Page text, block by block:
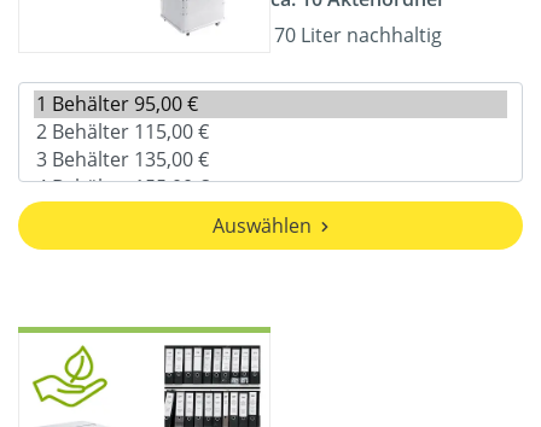
70 Liter nachhaltig
Auswählen